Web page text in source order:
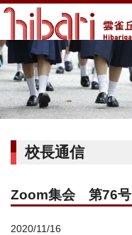
校長通信
Zoom集会 第76号
2020/11/16